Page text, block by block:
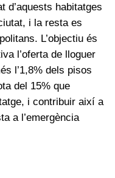
d’aquests habitatges
i la resta es
L’objectiu és
l’oferta de lloguer
l’1,8% dels pisos
del 15% que
i contribuir així a
a l’emergència